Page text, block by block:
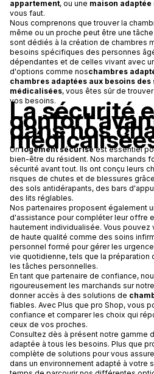
appartement, ou une maison adaptée
vous faut.
Nous comprenons que trouver la
même ou un proche peut être une
sont dédiés à la création de chambres
besoins spécifiques des personnes
dépendantes et de celles vivant avec
d'options comme noschambres
chambres adaptées aux besoins des
médicalisées, vous êtes sûr de
vos besoins.
La sécurité
confort
dans nos
Unlogement sécuriséest essentiel
bien-être du résident. Nos marchands
sécurité avant tout. Ils ont conçu leurs
risques de chutes et de blessures
des sols antidérapants, des bars
des lits réglables.
Nos partenaires proposent également
d'assistance pour compléter leur offre
hautement individualisée. Vous
de haute qualité comme des soins
personnel formé pour gérer les
vie quotidienne, tels que la préparation
les tâches personnelles.
En tant que partenaire de confiance,
rigoureusement les marchands sur
donner accès à des solutions de
fiables. Avec Plus que pro Shop, vous
confiance et comparer les choix qui
ceux de vos proches.
Consultez dès à présent notre gamme
adaptée à tous les besoins. Plus que
complète de solutions pour vous
dans un environnement adapté à votre